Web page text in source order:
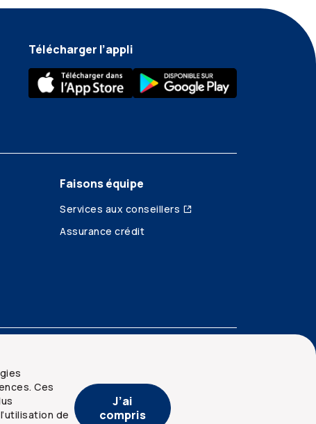
Ces
de
J’ai
compris
Télécharger l’appli
Faisons équipe
Services aux conseillers
Assurance crédit